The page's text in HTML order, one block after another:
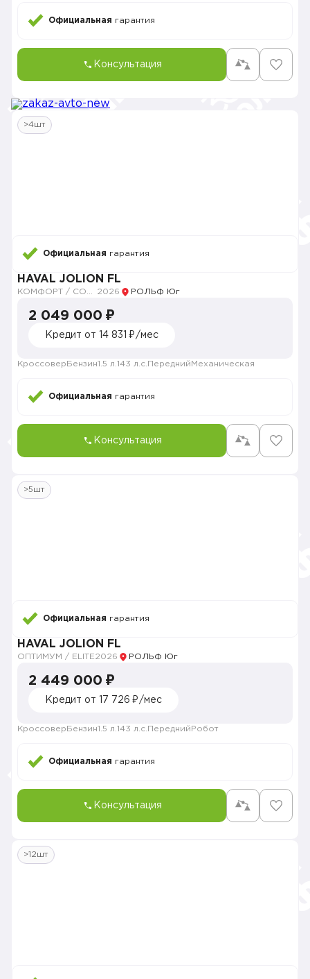
Официальная гарантия
Консультация
>4шт
Официальная гарантия
HAVAL JOLION FL
2026 РОЛЬФ Юг
2 049 000 ₽
Кредит от 14 831 ₽/мес
Кроссовер Бензин1.5 л. 143 л.с. Передний Механическая
Официальная гарантия
Консультация
>5шт
Официальная гарантия
HAVAL JOLION FL
ОПТИМУМ / ELITE2026 РОЛЬФ Юг
2 449 000 ₽
Кредит от 17 726 ₽/мес
Кроссовер Бензин1.5 л. 143 л.с. Передний Робот
Официальная гарантия
Консультация
>12шт